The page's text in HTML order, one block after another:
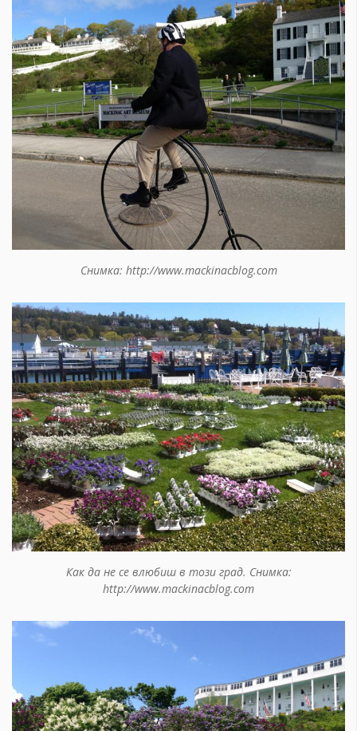
Снимка: http://www.mackinacblog.com
Как да не се влюбиш в този град. Снимка:
http://www.mackinacblog.com